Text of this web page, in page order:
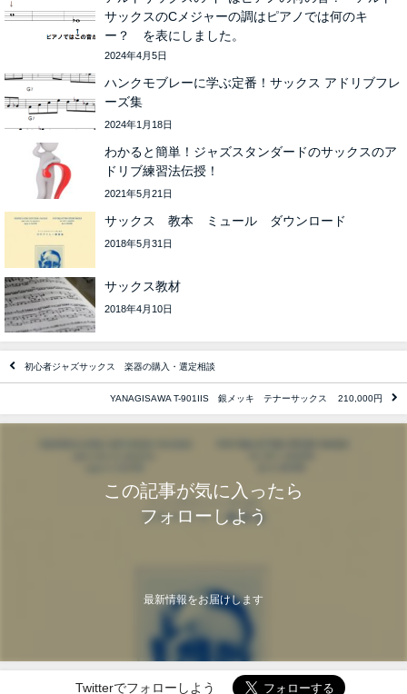
サックスのCメジャーの調はピアノでは何のキ
ー？ を表にしました。
2024年4月5日
ハンクモブレーに学ぶ定番！サックス アドリブフレ
ーズ集
2024年1月18日
わかると簡単！ジャズスタンダードのサックスのア
ドリブ練習法伝授！
2021年5月21日
サックス 教本 ミュール ダウンロード
2018年5月31日
サックス教材
2018年4月10日
初心者ジャズサックス 楽器の購入・選定相談
YANAGISAWA T-901IIS 銀メッキ テナーサックス 210,000円
この記事が気に入ったら
フォローしよう
最新情報をお届けします
Twitterでフォローしよう